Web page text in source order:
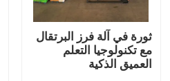
جولة في المعمل
ثورة في آلة فرز البرتقال
مع تكنولوجيا التعلم
العميق الذكية